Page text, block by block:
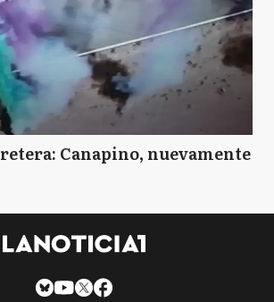
Canapino, nuevamente